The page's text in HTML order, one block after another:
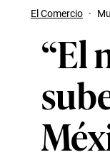
El Comercio ·
“El